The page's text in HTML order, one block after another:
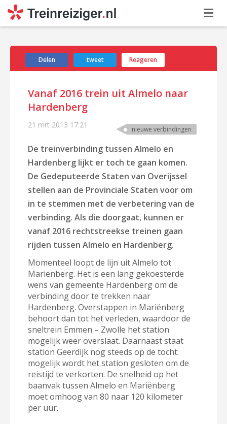
Delen tweet Reageren
Vanaf 2016 trein uit Almelo naar
Hardenberg
21 mrt 2013 17:21 nieuwe verbindingen
De treinverbinding tussen Almelo en
Hardenberg lijkt er toch te gaan komen.
De Gedeputeerde Staten van Overijssel
stellen aan de Provinciale Staten voor om
in te stemmen met de verbetering van de
verbinding. Als die doorgaat, kunnen er
vanaf 2016 rechtstreekse treinen gaan
rijden tussen Almelo en Hardenberg.
Momenteel loopt de lijn uit Almelo tot
Mariënberg. Het is een lang gekoesterde
wens van gemeente Hardenberg om de
verbinding door te trekken naar
Hardenberg. Overstappen in Mariënberg
behoort dan tot het verleden, waardoor de
sneltrein Emmen – Zwolle het station
mogelijk weer overslaat. Daarnaast staat
station Geerdijk nog steeds op de tocht:
mogelijk wordt het station gesloten om de
reistijd te verkorten. De snelheid op het
baanvak tussen Almelo en Mariënberg
moet omhoog van 80 naar 120 kilometer
per uur.